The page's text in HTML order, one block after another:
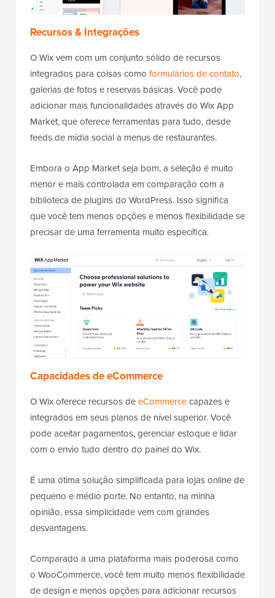
Recursos & Integrações
O Wix vem com um conjunto sólido de recursos
integrados para coisas como formulários de contato,
galerias de fotos e reservas básicas. Você pode
adicionar mais funcionalidades através do Wix App
Market, que oferece ferramentas para tudo, desde
feeds de mídia social a menus de restaurantes.
Embora o App Market seja bom, a seleção é muito
menor e mais controlada em comparação com a
biblioteca de plugins do WordPress. Isso significa
que você tem menos opções e menos flexibilidade se
precisar de uma ferramenta muito específica.
Capacidades de eCommerce
O Wix oferece recursos deeCommercecapazes e
integrados em seus planos de nível superior. Você
pode aceitar pagamentos, gerenciar estoque e lidar
com o envio tudo dentro do painel do Wix.
É uma ótima solução simplificada para lojas online de
pequeno e médio porte. No entanto, na minha
opinião, essa simplicidade vem com grandes
desvantagens.
Comparado a uma plataforma mais poderosa como
o WooCommerce, você tem muito menos flexibilidade
de design e menos opções para adicionar recursos